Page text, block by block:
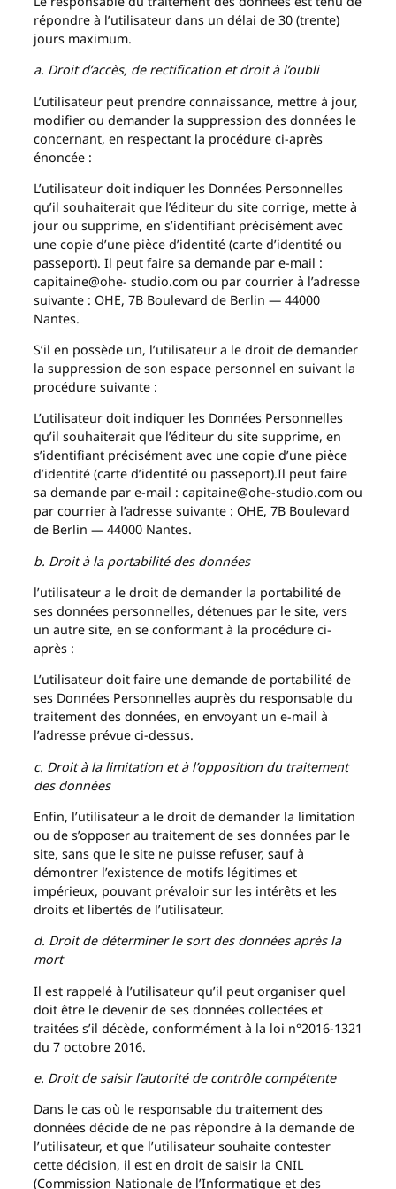
répondre à l’utilisateur dans un délai de 30 (trente)
jours maximum.
a. Droit d’accès, de rectification et droit à l’oubli
L’utilisateur peut prendre connaissance, mettre à jour,
modifier ou demander la suppression des données le
concernant, en respectant la procédure ci-après
énoncée :
L’utilisateur doit indiquer les Données Personnelles
qu’il souhaiterait que l’éditeur du site corrige, mette à
jour ou supprime, en s’identifiant précisément avec
une copie d’une pièce d’identité (carte d’identité ou
passeport). Il peut faire sa demande par e-mail :
capitaine@ohe- studio.com ou par courrier à l’adresse
suivante : OHE, 7B Boulevard de Berlin — 44000
Nantes.
S’il en possède un, l’utilisateur a le droit de demander
la suppression de son espace personnel en suivant la
procédure suivante :
L’utilisateur doit indiquer les Données Personnelles
qu’il souhaiterait que l’éditeur du site supprime, en
s’identifiant précisément avec une copie d’une pièce
d’identité (carte d’identité ou passeport).Il peut faire
sa demande par e-mail : capitaine@ohe-studio.com ou
par courrier à l’adresse suivante : OHE, 7B Boulevard
de Berlin — 44000 Nantes.
b. Droit à la portabilité des données
l’utilisateur a le droit de demander la portabilité de
ses données personnelles, détenues par le site, vers
un autre site, en se conformant à la procédure ci-
après :
L’utilisateur doit faire une demande de portabilité de
ses Données Personnelles auprès du responsable du
traitement des données, en envoyant un e-mail à
l’adresse prévue ci-dessus.
c. Droit à la limitation et à l’opposition du traitement
des données
Enfin, l’utilisateur a le droit de demander la limitation
ou de s’opposer au traitement de ses données par le
site, sans que le site ne puisse refuser, sauf à
démontrer l’existence de motifs légitimes et
impérieux, pouvant prévaloir sur les intérêts et les
droits et libertés de l’utilisateur.
d. Droit de déterminer le sort des données après la
mort
Il est rappelé à l’utilisateur qu’il peut organiser quel
doit être le devenir de ses données collectées et
traitées s’il décède, conformément à la loi n°2016-1321
du 7 octobre 2016.
e. Droit de saisir l’autorité de contrôle compétente
Dans le cas où le responsable du traitement des
données décide de ne pas répondre à la demande de
l’utilisateur, et que l’utilisateur souhaite contester
cette décision, il est en droit de saisir la CNIL
(Commission Nationale de l’Informatique et des